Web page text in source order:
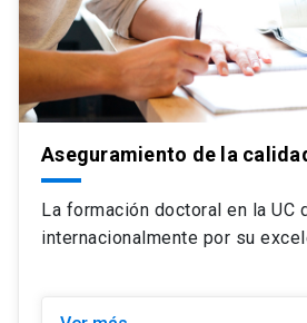
Aseguramiento de la
La formación doctoral en la UC
internacionalmente por su